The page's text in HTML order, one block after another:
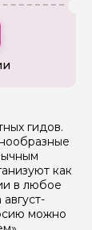
гидов.
как
в любое
можно